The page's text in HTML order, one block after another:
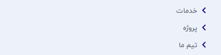
خدمات
پروژه
تیم ما